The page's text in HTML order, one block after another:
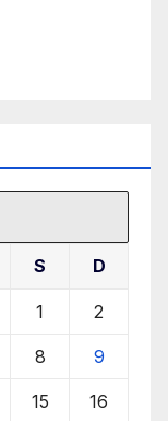
S D
1 2
8 9
15 16